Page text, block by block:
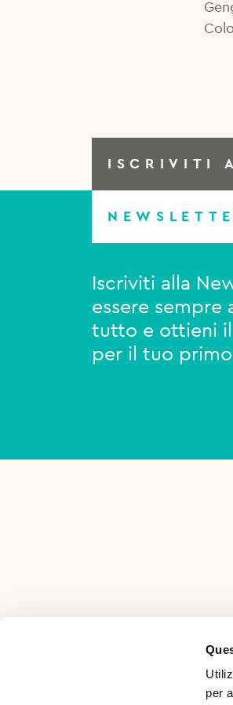
per
ISCRIVITI
Iscriviti alla
essere sempre
tutto e ottieni
per il tuo